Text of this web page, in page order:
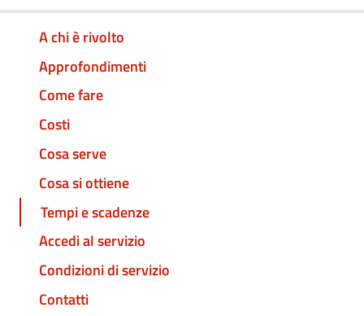
A chi è rivolto
Approfondimenti
Come fare
Costi
Cosa serve
Cosa si ottiene
Tempi e scadenze
Accedi al servizio
Condizioni di servizio
Contatti